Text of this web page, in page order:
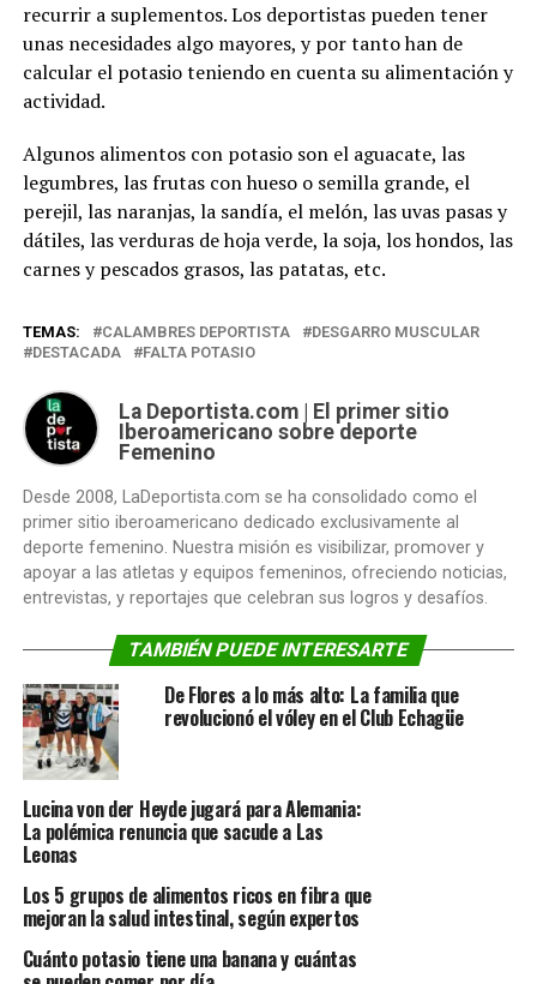
recurrir a suplementos. Los deportistas pueden tener
unas necesidades algo mayores, y por tanto han de
calcular el potasio teniendo en cuenta su alimentación y
actividad.
Algunos alimentos con potasio son el aguacate, las
legumbres, las frutas con hueso o semilla grande, el
perejil, las naranjas, la sandía, el melón, las uvas pasas y
dátiles, las verduras de hoja verde, la soja, los hondos, las
carnes y pescados grasos, las patatas, etc.
TEMAS: CALAMBRES DEPORTISTA
DESGARRO MUSCULAR
DESTACADA
FALTA POTASIO
La Deportista.com | El primer sitio
Iberoamericano sobre deporte
Femenino
Desde 2008, LaDeportista.com se ha consolidado como el
primer sitio iberoamericano dedicado exclusivamente al
deporte femenino. Nuestra misión es visibilizar, promover y
apoyar a las atletas y equipos femeninos, ofreciendo noticias,
entrevistas, y reportajes que celebran sus logros y desafíos.
TAMBIÉN PUEDE INTERESARTE
De Flores a lo más alto: La familia que
revolucionó el vóley en el Club Echagüe
Lucina von der Heyde jugará para Alemania:
La polémica renuncia que sacude a Las
Leonas
Los 5 grupos de alimentos ricos en fibra que
mejoran la salud intestinal, según expertos
Cuánto potasio tiene una banana y cuántas